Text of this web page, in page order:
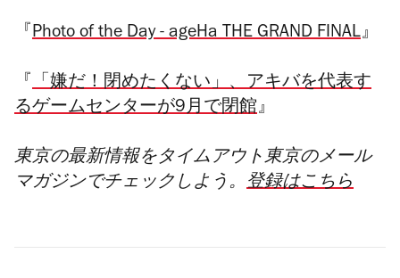
『 Photo of the Day - ageHa THE GRAND FINAL』
『 「嫌だ！閉めたくない」、アキバを代表す
るゲームセンターが9月で閉館』
東京の最新情報をタイムアウト東京のメール
マガジンでチェックしよう。 登録はこちら